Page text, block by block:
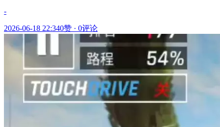
-
2026-06-18 22:340赞 · 0评论